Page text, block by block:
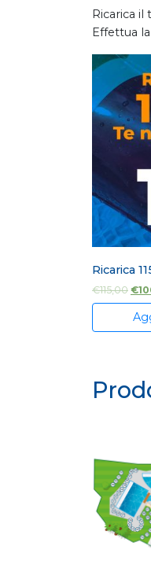
Ricarica
Effettua
Ricarica
€115,00 €